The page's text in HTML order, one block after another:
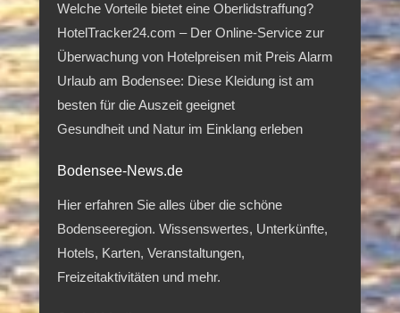
Welche Vorteile bietet eine Oberlidstraffung?
HotelTracker24.com – Der Online-Service zur
Überwachung von Hotelpreisen mit Preis Alarm
Urlaub am Bodensee: Diese Kleidung ist am
besten für die Auszeit geeignet
Gesundheit und Natur im Einklang erleben
Bodensee-News.de
Hier erfahren Sie alles über die schöne
Bodenseeregion. Wissenswertes, Unterkünfte,
Hotels, Karten, Veranstaltungen,
Freizeitaktivitäten und mehr.